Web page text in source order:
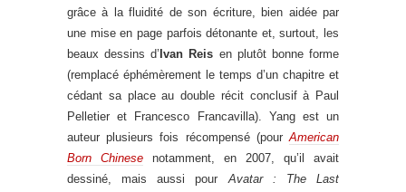
grâce à la fluidité de son écriture, bien aidée par
une mise en page parfois détonante et, surtout, les
beaux dessins d’ Ivan Reis en plutôt bonne forme
(remplacé éphémèrement le temps d’un chapitre et
cédant sa place au double récit conclusif à Paul
Pelletier et Francesco Francavilla). Yang est un
auteur plusieurs fois récompensé (pourAmerican
Born Chinese notamment, en 2007, qu’il avait
dessiné, mais aussi pourAvatar : The Last